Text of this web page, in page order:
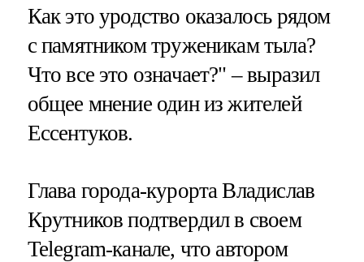
Как это уродство оказалось рядом
с памятником труженикам тыла?
Что все это означает?" – выразил
общее мнение один из жителей
Ессентуков.
Глава города-курорта Владислав
Крутников подтвердил в своем
Telegram-канале, что автором